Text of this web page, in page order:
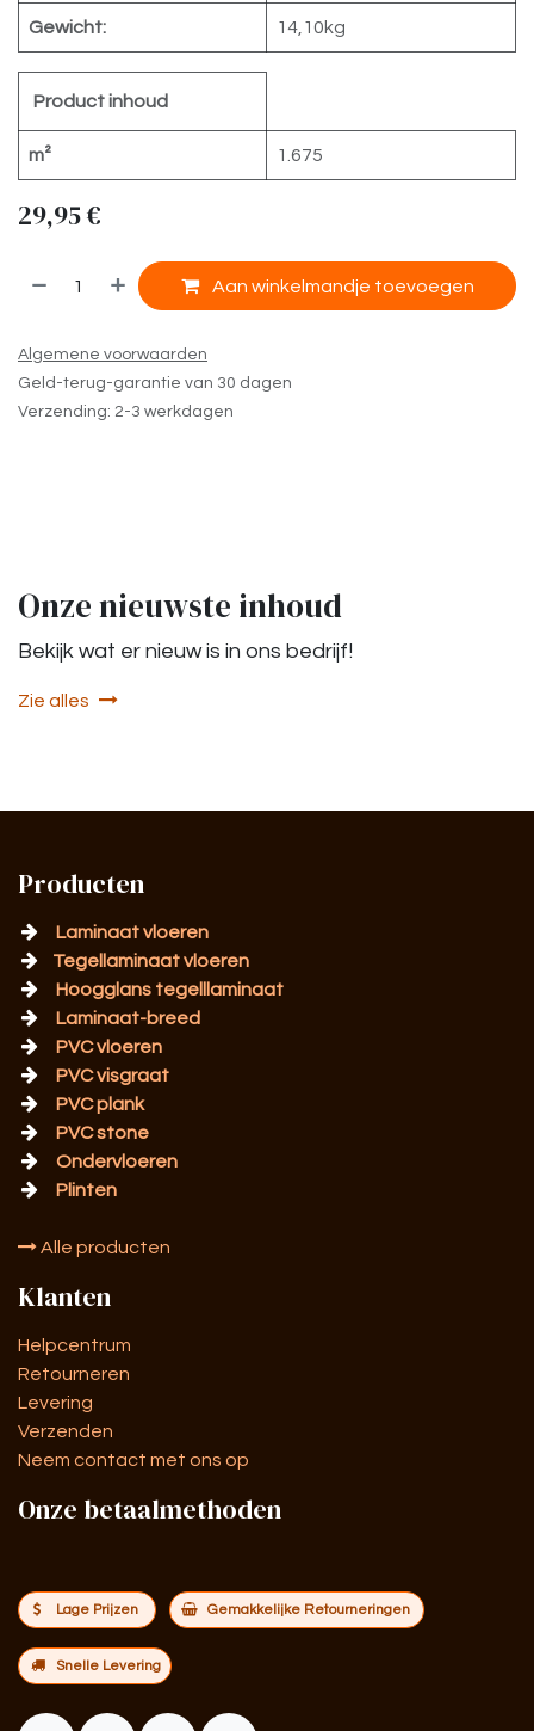
Gewicht: 14,10kg
Product inhoud
m² 1.675
29,95€
Aan winkelmandje toevoegen
Algemene voorwaarden
Geld-terug-garantie van 30 dagen
Verzending: 2-3 werkdagen
Onze nieuwste inhoud
Bekijk wat er nieuw is in ons bedrijf!
Zie alles
Producten
Laminaat vloeren
Tegellaminaat vloeren
Hoogglans tegelllaminaat
Laminaat-breed
PVC vloeren
PVC visgraat
PVC plank
PVC stone
Ondervloeren
Plinten
Alle producten
Klanten
Helpcentrum
Retourneren
Levering
Verzenden
Neem contact met ons op
Onze betaalmethoden
Lage Prijzen Gemakkelijke Retourneringen
Snelle Levering